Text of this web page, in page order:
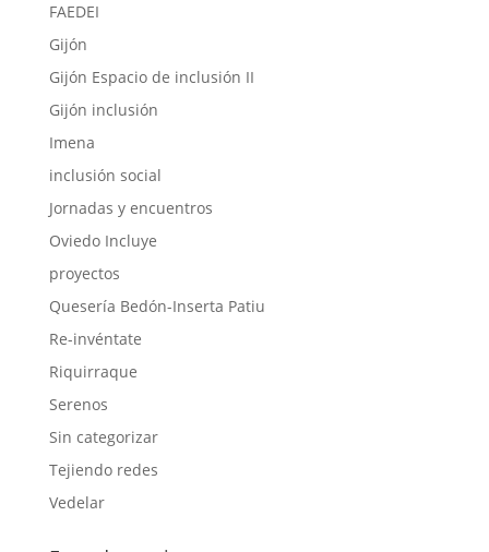
FAEDEI
Gijón
Gijón Espacio de inclusión II
Gijón inclusión
Imena
inclusión social
Jornadas y encuentros
Oviedo Incluye
proyectos
Quesería Bedón-Inserta Patiu
Re-invéntate
Riquirraque
Serenos
Sin categorizar
Tejiendo redes
Vedelar